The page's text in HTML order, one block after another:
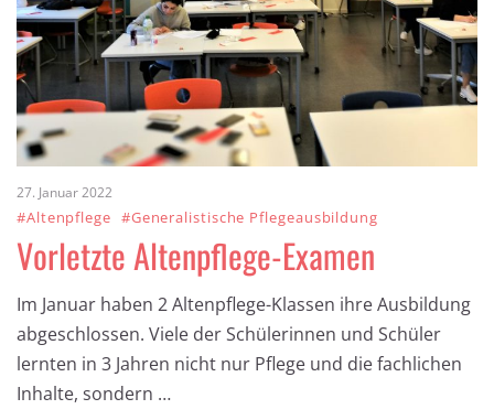
27. Januar 2022
#Altenpflege #Generalistische Pflegeausbildung
Vorletzte Altenpflege-Examen
Im Januar haben 2 Altenpflege-Klassen ihre Ausbildung
abgeschlossen. Viele der Schülerinnen und Schüler
lernten in 3 Jahren nicht nur Pflege und die fachlichen
Inhalte, sondern …